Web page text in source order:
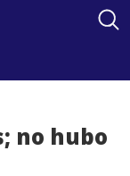
no hubo